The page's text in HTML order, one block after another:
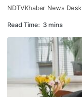
NDTVKhabar News Desk
Read Time: 3 mins